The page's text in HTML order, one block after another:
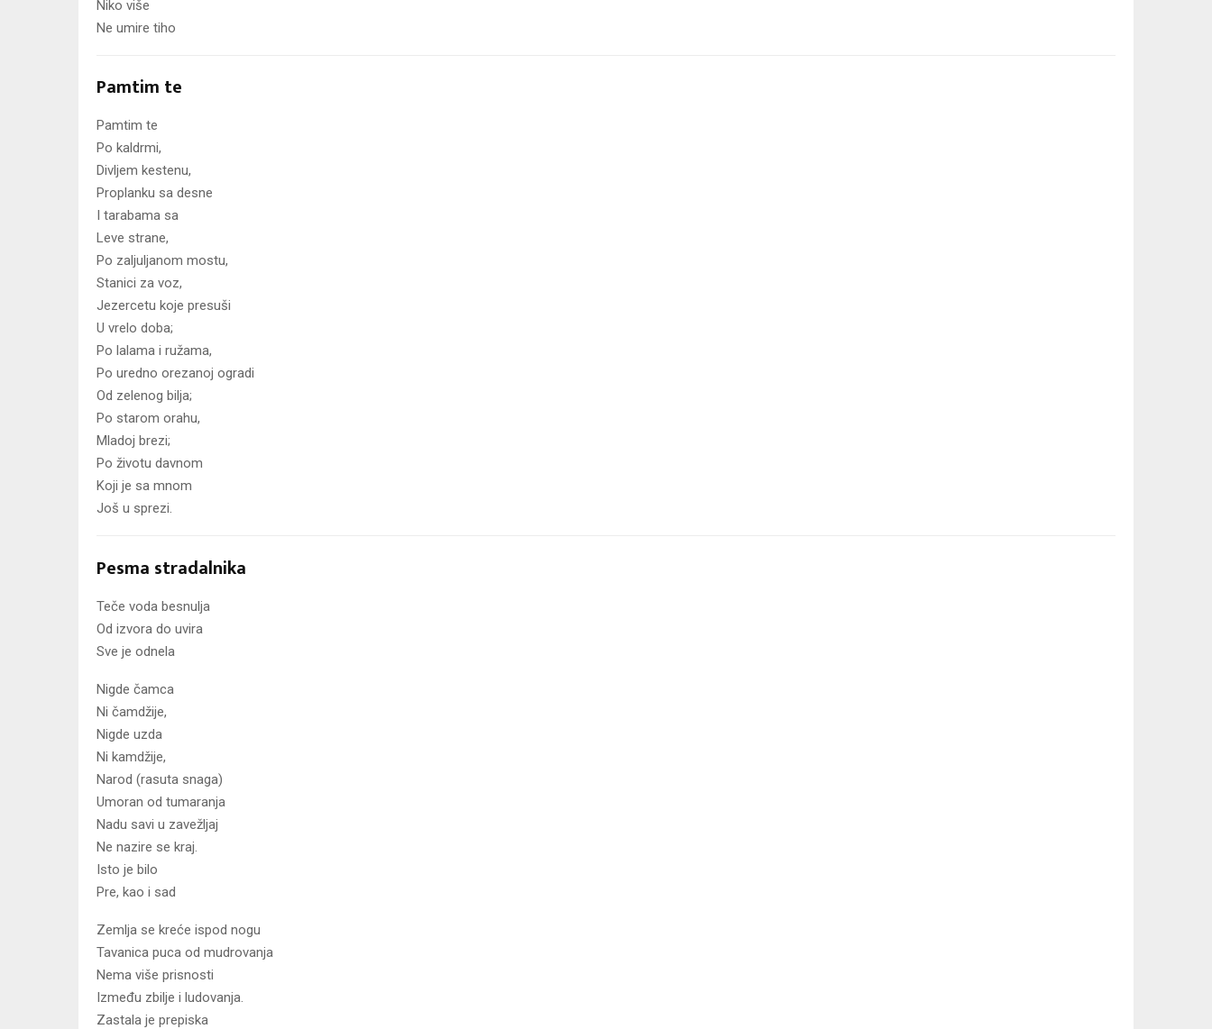
Niko više
Ne umire tiho
Pamtim te
Pamtim te
Po kaldrmi,
Divljem kestenu,
Proplanku sa desne
I tarabama sa
Leve strane,
Po zaljuljanom mostu,
Stanici za voz,
Jezercetu koje presuši
U vrelo doba;
Po lalama i ružama,
Po uredno orezanoj ogradi
Od zelenog bilja;
Po starom orahu,
Mladoj brezi;
Po životu davnom
Koji je sa mnom
Još u sprezi.
Pesma stradalnika
Teče voda besnulja
Od izvora do uvira
Sve je odnela
Nigde čamca
Ni čamdžije,
Nigde uzda
Ni kamdžije,
Narod (rasuta snaga)
Umoran od tumaranja
Nadu savi u zavežljaj
Ne nazire se kraj.
Isto je bilo
Pre, kao i sad
Zemlja se kreće ispod nogu
Tavanica puca od mudrovanja
Nema više prisnosti
Između zbilje i ludovanja.
Zastala je prepiska